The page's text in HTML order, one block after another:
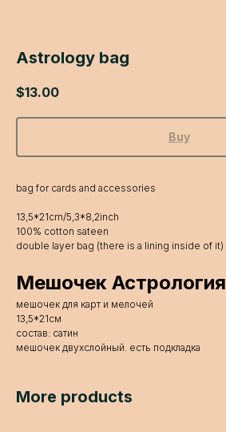
Astrology bag
$13.00
Buy
bag for cards and accessories
13,5*21cm/5,3*8,2inch
100% cotton sateen
double layer bag (there is a lining inside of it)
Мешочек Астрология
мешочек для карт и мелочей
13,5*21см
состав: сатин
мешочек двухслойный. есть подкладка
More products